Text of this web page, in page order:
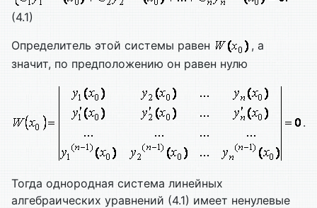
(4.1)
Определитель этой системы равен
, а
значит, по предположению он равен нулю
.
Тогда однородная система линейных
алгебраических уравнений (4.1) имеет ненулевые